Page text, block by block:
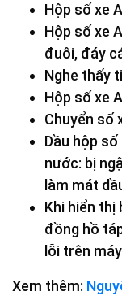
Hộp số xe
Hộp số xe
đuôi, đáy
Nghe thấy
Hộp số xe
Chuyển số
Dầu hộp
nước: bị
làm mát
Khi hiển thị
đồng hồ
lỗi trên
Xem thêm: